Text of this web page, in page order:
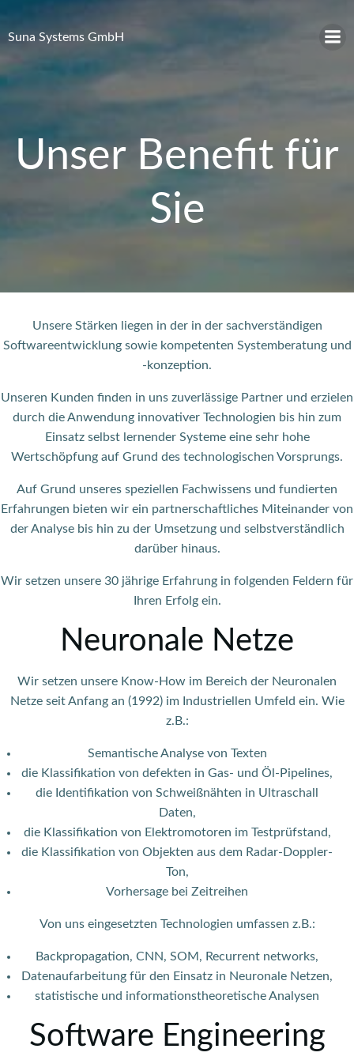
Suna Systems GmbH
Unser Benefit für
Sie
Unsere Stärken liegen in der in der sachverständigen
Softwareentwicklung sowie kompetenten Systemberatung und
-konzeption.
Unseren Kunden finden in uns zuverlässige Partner und erzielen
durch die Anwendung innovativer Technologien bis hin zum
Einsatz selbst lernender Systeme eine sehr hohe
Wertschöpfung auf Grund des technologischen Vorsprungs.
Auf Grund unseres speziellen Fachwissens und fundierten
Erfahrungen bieten wir ein partnerschaftliches Miteinander von
der Analyse bis hin zu der Umsetzung und selbstverständlich
darüber hinaus.
Wir setzen unsere 30 jährige Erfahrung in folgenden Feldern für
Ihren Erfolg ein.
Neuronale Netze
Wir setzen unsere Know-How im Bereich der Neuronalen
Netze seit Anfang an (1992) im Industriellen Umfeld ein. Wie
z.B.:
Semantische Analyse von Texten
die Klassifikation von defekten in Gas- und Öl-Pipelines,
die Identifikation von Schweißnähten in Ultraschall
Daten,
die Klassifikation von Elektromotoren im Testprüfstand,
die Klassifikation von Objekten aus dem Radar-Doppler-
Ton,
Vorhersage bei Zeitreihen
Von uns eingesetzten Technologien umfassen z.B.:
Backpropagation, CNN, SOM, Recurrent networks,
Datenaufarbeitung für den Einsatz in Neuronale Netzen,
statistische und informationstheoretische Analysen
Software Engineering